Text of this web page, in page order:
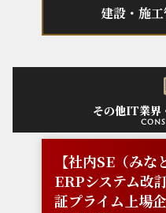
建設・施
その他IT業界
【社内SE（み
ERPシステム改
証プライム上場